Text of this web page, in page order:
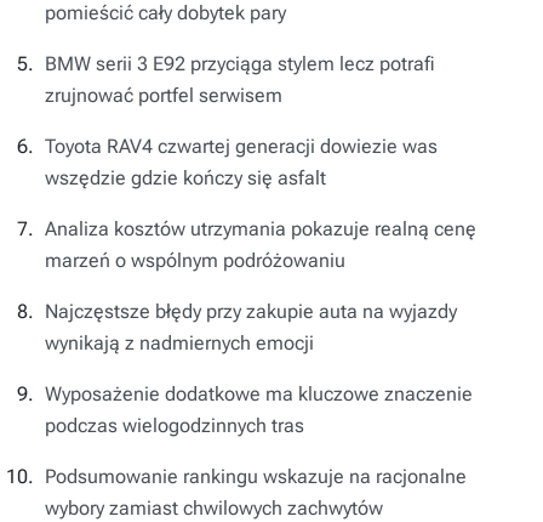
pomieścić cały dobytek pary
BMW serii 3 E92 przyciąga stylem lecz potrafi
zrujnować portfel serwisem
Toyota RAV4 czwartej generacji dowiezie was
wszędzie gdzie kończy się asfalt
Analiza kosztów utrzymania pokazuje realną cenę
marzeń o wspólnym podróżowaniu
Najczęstsze błędy przy zakupie auta na wyjazdy
wynikają z nadmiernych emocji
Wyposażenie dodatkowe ma kluczowe znaczenie
podczas wielogodzinnych tras
Podsumowanie rankingu wskazuje na racjonalne
wybory zamiast chwilowych zachwytów